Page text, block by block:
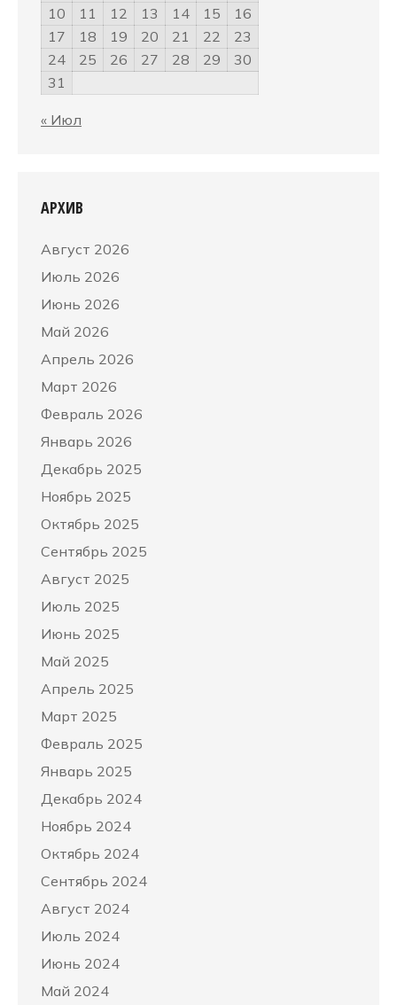
10
11 12 13 14 15
16
17
18 19 20 21 22
23
24
25 26 27 28 29
30
31
« Июл
АРХИВ
Август 2026
Июль 2026
Июнь 2026
Май 2026
Апрель 2026
Март 2026
Февраль 2026
Январь 2026
Декабрь 2025
Ноябрь 2025
Октябрь 2025
Сентябрь 2025
Август 2025
Июль 2025
Июнь 2025
Май 2025
Апрель 2025
Март 2025
Февраль 2025
Январь 2025
Декабрь 2024
Ноябрь 2024
Октябрь 2024
Сентябрь 2024
Август 2024
Июль 2024
Июнь 2024
Май 2024